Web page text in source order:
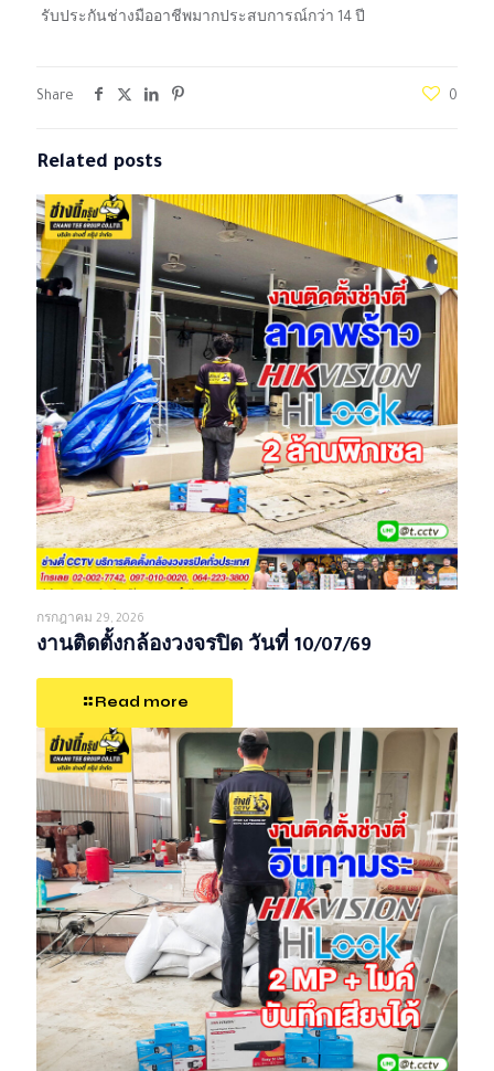
รับประกันช่างมืออาชีพมากประสบการณ์กว่า 14 ปี
Share 0
Related posts
กรกฎาคม 29, 2026
งานติดตั้งกล้องวงจรปิด วันที่ 10/07/69
Read more